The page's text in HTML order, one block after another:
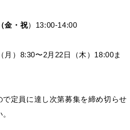
金・祝）13:00-14:00
）8:30〜2月22日（木）18:00ま
定員に達し次第募集を締め切らせ